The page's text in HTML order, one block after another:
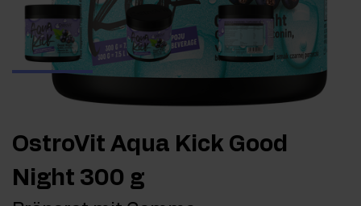
OstroVit Aqua Kick Good
Night 300 g